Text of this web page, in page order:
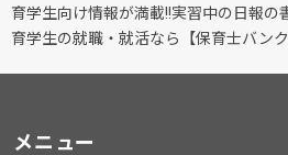
育学生向け情報が満載!!実習中の日報の
育学生の就職・就活なら【保育士バンク
メニュー